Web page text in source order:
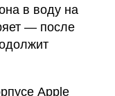
в воду на
— после
Apple